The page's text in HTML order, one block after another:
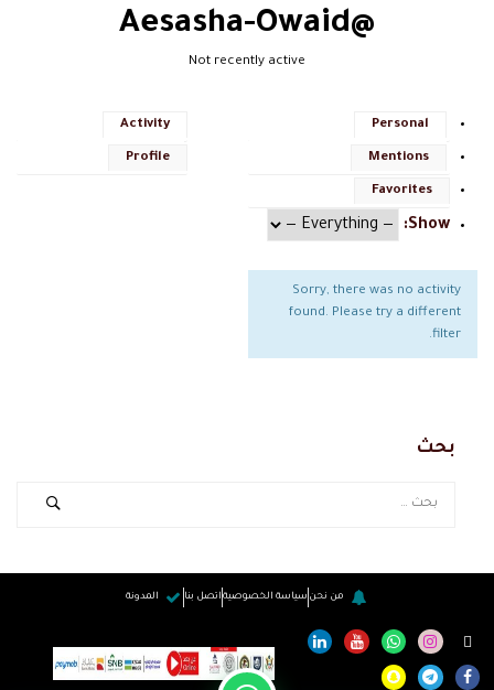
@aesasha-Owaid
Not recently active
Activity
Profile
Personal
Mentions
Favorites
Show:
Sorry, there was no activity
found. Please try a different
filter.
بحث
من نحن سياسة الخصوصية اتصل بنا المدونة